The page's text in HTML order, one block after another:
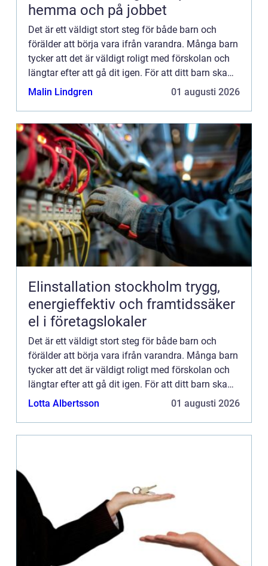
hemma och på jobbet
Det är ett väldigt stort steg för både barn och
förälder att börja vara ifrån varandra. Många barn
tycker att det är väldigt roligt med förskolan och
längtar efter att gå dit igen. För att ditt barn ska
känna samma sak är det viktigt att du väljer rä...
Malin Lindgren 01 augusti 2026
Elinstallation stockholm trygg,
energieffektiv och framtidssäker
el i företagslokaler
Det är ett väldigt stort steg för både barn och
förälder att börja vara ifrån varandra. Många barn
tycker att det är väldigt roligt med förskolan och
längtar efter att gå dit igen. För att ditt barn ska
känna samma sak är det viktigt att du väljer rä...
Lotta Albertsson 01 augusti 2026